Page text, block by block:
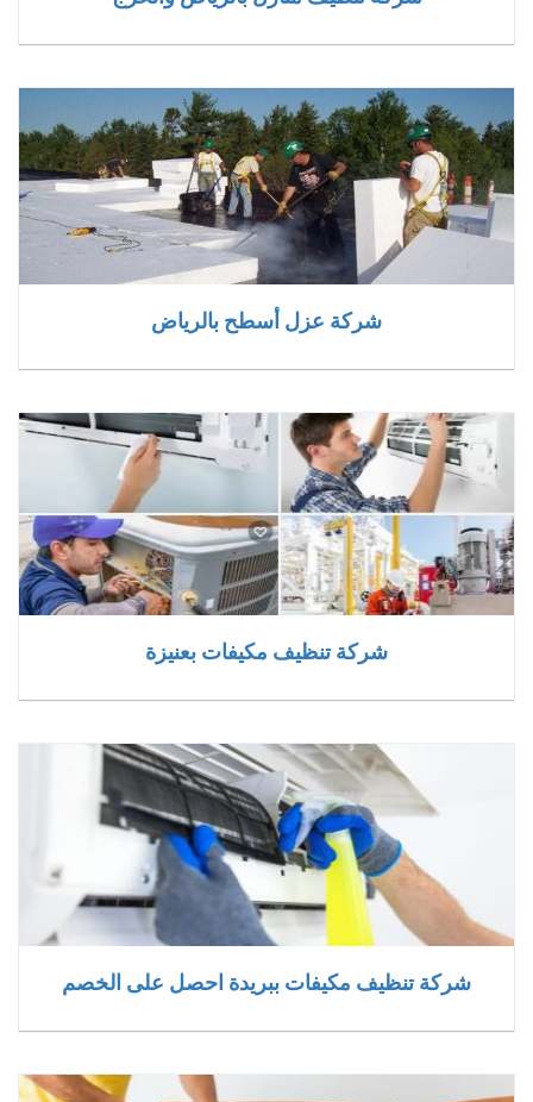
شركة عزل أسطح بالرياض
شركة تنظيف مكيفات بعنيزة
شركة تنظيف مكيفات ببريدة احصل على الخصم